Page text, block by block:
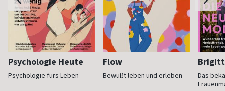
Psychologie Heute
Psychologie fürs Leben
Flow
Bewußt leben und erleben
Das